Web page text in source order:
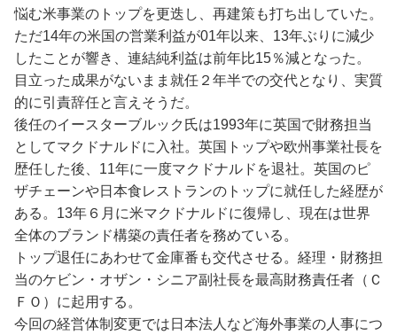
悩む米事業のトップを更迭し、再建策も打ち出していた。
ただ14年の米国の営業利益が01年以来、13年ぶりに減少
したことが響き、連結純利益は前年比15％減となった。
目立った成果がないまま就任２年半での交代となり、実質
的に引責辞任と言えそうだ。
後任のイースターブルック氏は1993年に英国で財務担当
としてマクドナルドに入社。英国トップや欧州事業社長を
歴任した後、11年に一度マクドナルドを退社。英国のピ
ザチェーンや日本食レストランのトップに就任した経歴が
ある。13年６月に米マクドナルドに復帰し、現在は世界
全体のブランド構築の責任者を務めている。
トップ退任にあわせて金庫番も交代させる。経理・財務担
当のケビン・オザン・シニア副社長を最高財務責任者（Ｃ
ＦＯ）に起用する。
今回の経営体制変更では日本法人など海外事業の人事につ